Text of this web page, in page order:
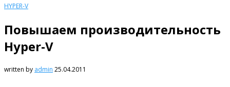
HYPER-V
Повышаем производительность
Hyper-V
written by admin 25.04.2011